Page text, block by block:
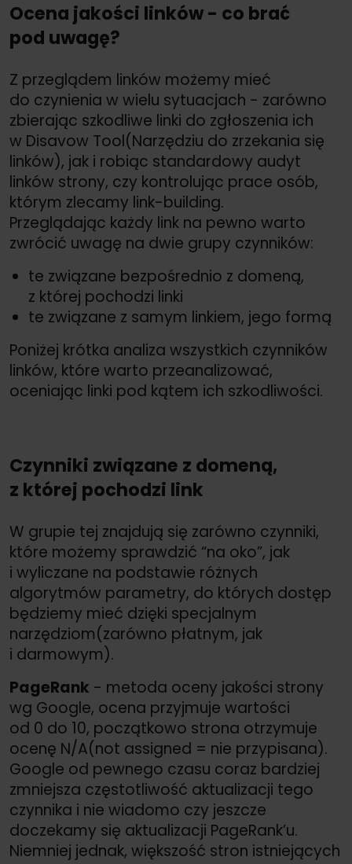
Ocena jakości linków - co brać
pod uwagę?
Z przeglądem linków możemy mieć
do czynienia w wielu sytuacjach - zarówno
zbierając szkodliwe linki do zgłoszenia ich
w Disavow Tool(Narzędziu do zrzekania się
linków), jak i robiąc standardowy audyt
linków strony, czy kontrolując prace osób,
którym zlecamy link-building.
Przeglądając każdy link na pewno warto
zwrócić uwagę na dwie grupy czynników:
te związane bezpośrednio z domeną,
z której pochodzi linki
te związane z samym linkiem, jego formą
Poniżej krótka analiza wszystkich czynników
linków, które warto przeanalizować,
oceniając linki pod kątem ich szkodliwości.
Czynniki związane z domeną,
z której pochodzi link
W grupie tej znajdują się zarówno czynniki,
które możemy sprawdzić “na oko”, jak
i wyliczane na podstawie różnych
algorytmów parametry, do których dostęp
będziemy mieć dzięki specjalnym
narzędziom(zarówno płatnym, jak
i darmowym).
PageRank - metoda oceny jakości strony
wg Google, ocena przyjmuje wartości
od 0 do 10, początkowo strona otrzymuje
ocenę N/A(not assigned = nie przypisana).
Google od pewnego czasu coraz bardziej
zmniejsza częstotliwość aktualizacji tego
czynnika i nie wiadomo czy jeszcze
doczekamy się aktualizacji PageRank’u.
Niemniej jednak, większość stron istniejących